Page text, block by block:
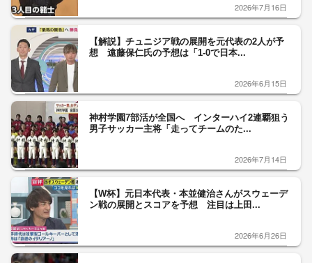
2026年7月16日
【解説】チュニジア戦の展開を元代表の2人が予
想 遠藤保仁氏の予想は「1-0で日本...
2026年6月15日
神村学園7部活が全国へ インターハイ2連覇狙う
男子サッカー主将「走ってチームのた...
2026年7月14日
【W杯】元日本代表・本並健治さんがスウェーデ
ン戦の展開とスコアを予想 注目は上田...
2026年6月26日